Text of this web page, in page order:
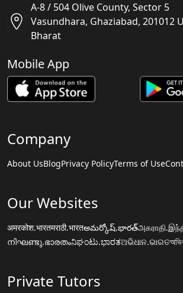
A-8 / 504 Olive County, Sector 5
Vasundhara, Ghaziabad, 201012
Bharat
Mobile App
Company
About UsBlogPrivacy PolicyTerms of Use
Our Websites
अमरकोश.भारतमराठी.भारतఅమర్కోష్.భారత్
നിഘണ്ടു.ഭാരതംನಿಘಂಟು.ಭಾರತଅଭିଧାନ.ଭାରତ
Private Tutors